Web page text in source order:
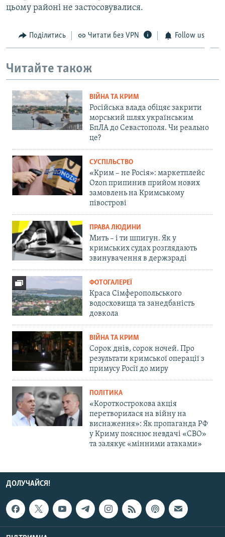
цьому районі не застосовувалися.
Поділитись Читати без VPN Follow us
Читайте також
ВІЙНА ТА КРИМ
Російська влада обіцяє закрити
морський шлях українським
БпЛА до Севастополя. Чи реально
це?
СУСПІЛЬСТВО
«Крим – не Росія»: маркетплейс
Ozon припинив прийом нових
замовлень на Кримському
півострові
ПРАВА ЛЮДИНИ
Мить – і ти шпигун. Як у
кримських судах розглядають
звинувачення в держзраді
ФОТОГАЛЕРЕЇ
Краса Сімферопольського
водосховища та занедбаність
довкола
ВІЙНА ТА КРИМ
Сорок днів, сорок ночей. Про
результати кримської операції з
примусу Росії до миру
ПОЛІТИКА
«Короткострокова акція
перетворилася на війну на
виснаження»: Як пропаганда РФ
у Криму пояснює невдачі «СВО»
та залякує «мінними атаками»
ДОЛУЧАЙСЯ!